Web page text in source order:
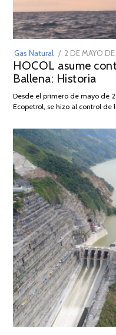
Gas Natural
POSTED
ON
2 DE MAYO
HOCOL asume
Ballena: Historia
Desde el primero de mayo de
Ecopetrol, se hizo al control de